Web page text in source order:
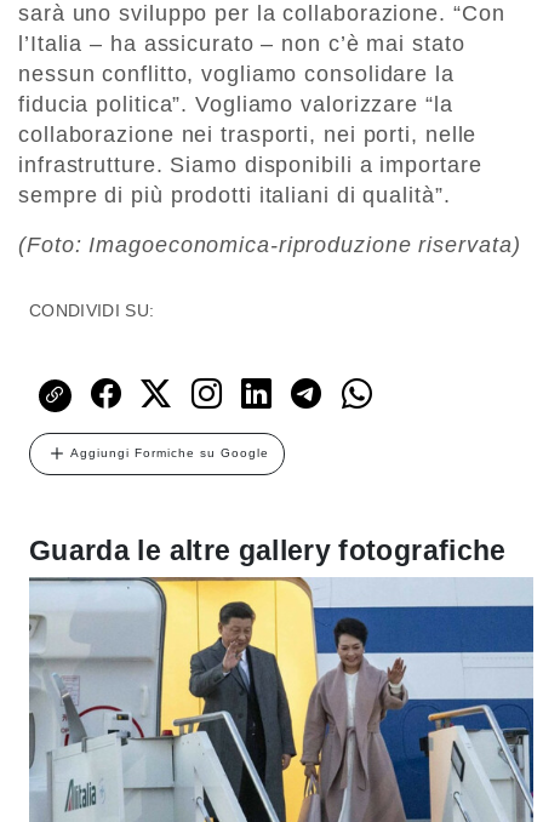
sarà uno sviluppo per la collaborazione. “Con
l’Italia – ha assicurato – non c’è mai stato
nessun conflitto, vogliamo consolidare la
fiducia politica”. Vogliamo valorizzare “la
collaborazione nei trasporti, nei porti, nelle
infrastrutture. Siamo disponibili a importare
sempre di più prodotti italiani di qualità”.
(Foto: Imagoeconomica-riproduzione riservata)
CONDIVIDI SU:
Aggiungi Formiche su Google
Guarda le altre gallery fotografiche